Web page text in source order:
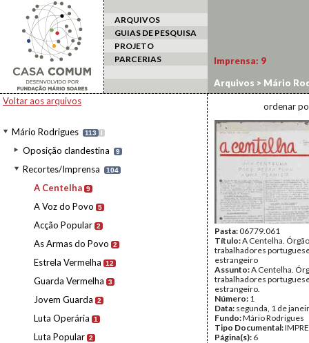
ARQUIVOS
GUIAS DE PESQUISA
PROJETO
PARCERIAS
Voltar aos arquivos
Mário Rodrigues 113 I
Oposição clandestina 9
Recortes/Imprensa 104
A Centelha 9
A Voz do Povo 5
Acção Popular 2
As Armas do Povo 2
Estrela Vermelha 12
Guarda Vermelha 3
Jovem Guarda 2
Luta Operária 1
Luta Popular 2
Imprensa: 9
Arquivos > Mário
ordenar
Pasta:06779.061
Título:A Centelha.
trabalhadores
estrangeiro
Assunto:A Centelha.
trabalhadores
estrangeiro.
Número: 1
Data: segunda, 1 de
Fundo:Mário Rodrigues
Tipo Documental:
Página(s): 6